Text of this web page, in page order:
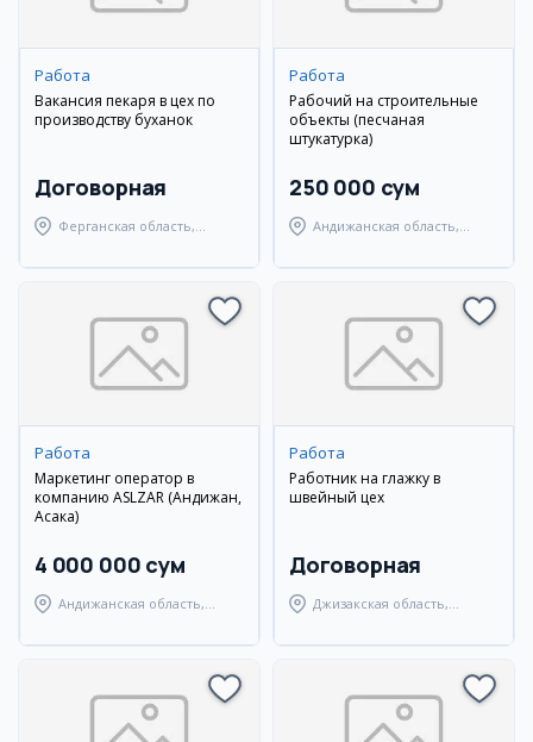
Работа
Вакансия пекаря в цех по
производству буханок
Договорная
Ферганская область,
Работа
Рабочий на строительные
объекты (песчаная
штукатурка)
250 000 сум
Андижанская область,
Работа
Маркетинг оператор в
компанию ASLZAR (Андижан,
Асака)
4 000 000 сум
Андижанская область,
Работа
Работник на глажку в
швейный цех
Договорная
Джизакская область,